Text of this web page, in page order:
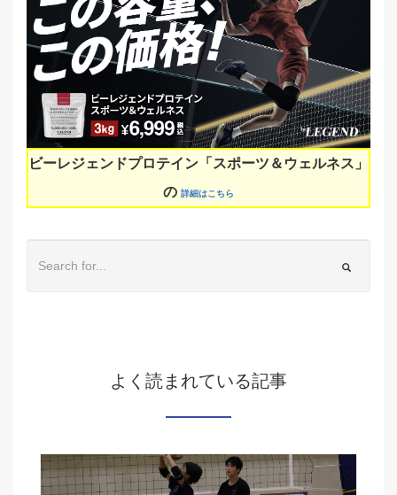
ビーレジェンドプロテイン「スポーツ＆ウェルネス」
の 詳細はこちら
よく読まれている記事